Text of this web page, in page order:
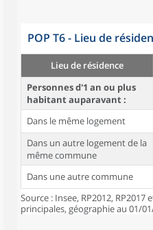
POP T6 - Lieu de
Lieu de résidence
Personnes d'1 an ou plus
habitant auparavant :
Dans le même logement
Dans un autre logement de la
même commune
Dans une autre commune
Source : Insee, RP2012,
principales, géographie au 01/